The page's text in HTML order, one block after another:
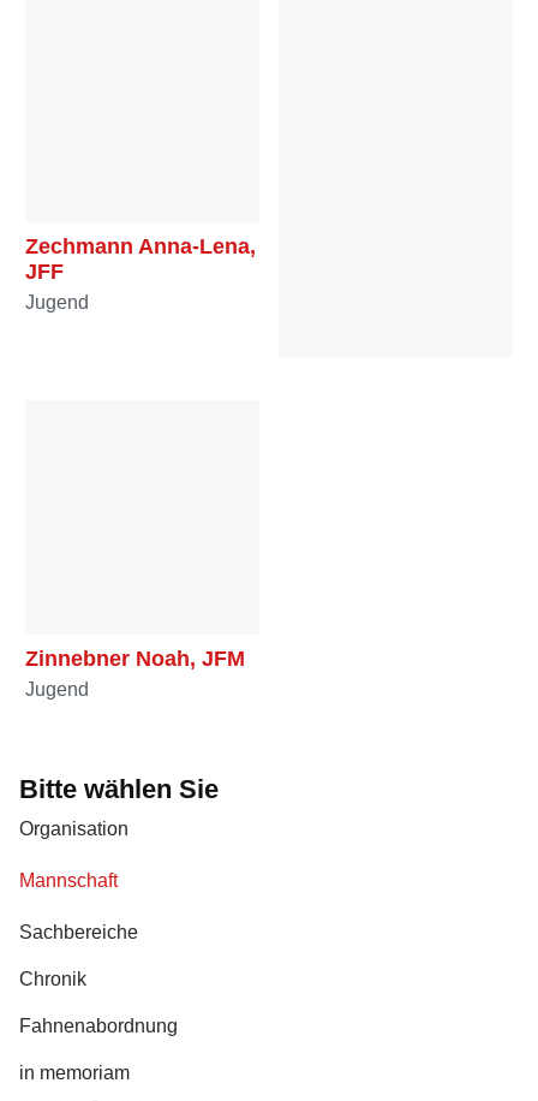
Zechmann Anna-Lena,
JFF
Jugend
Zinnebner Noah, JFM
Jugend
Bitte wählen Sie
Organisation
Mannschaft
Sachbereiche
Chronik
Fahnenabordnung
in memoriam